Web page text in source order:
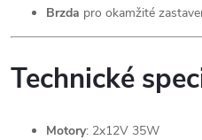
Brzda pro okamžité
Technické
Motory: 2x12V 35W